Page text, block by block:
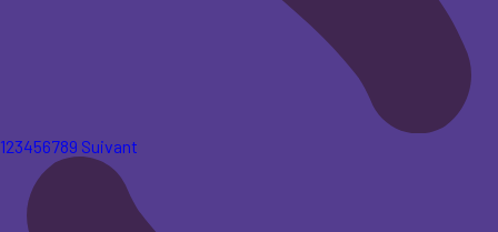
123456789 Suivant